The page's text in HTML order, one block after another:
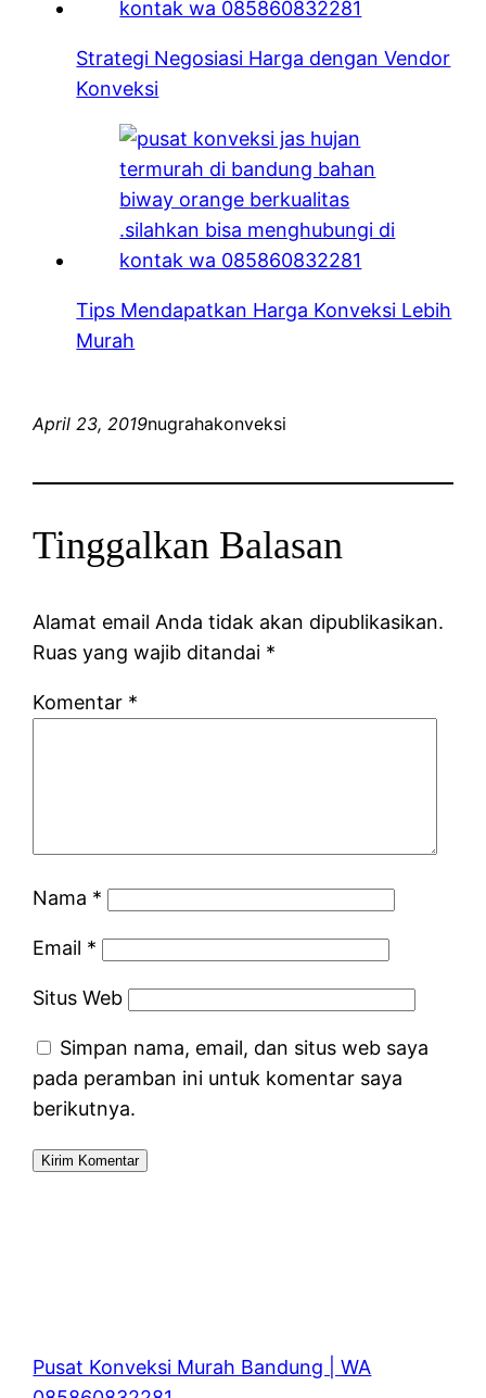
Strategi Negosiasi Harga dengan Vendor
Konveksi
Tips Mendapatkan Harga Konveksi Lebih
Murah
April 23, 2019nugrahakonveksi
Tinggalkan Balasan
Alamat email Anda tidak akan dipublikasikan.
Ruas yang wajib ditandai *
Komentar *
Nama *
Email *
Situs Web
Simpan nama, email, dan situs web saya
pada peramban ini untuk komentar saya
berikutnya.
Pusat Konveksi Murah Bandung | WA